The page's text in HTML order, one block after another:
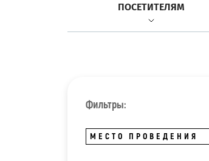
ПОСЕТИТЕЛЯМ
Фильтры:
МЕСТО ПРОВЕДЕНИЯ